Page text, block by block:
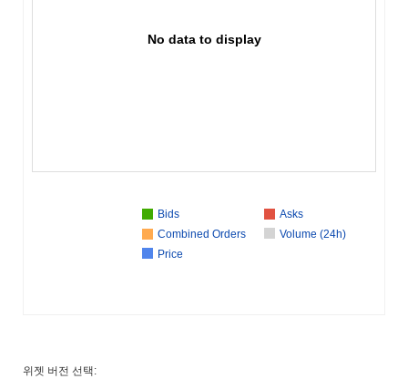
No data to display
Bids
Asks
Combined Orders
Volume (24h)
Price
위젯 버전 선택: